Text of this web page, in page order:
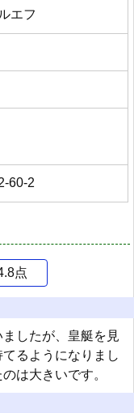
エフ
60-2
点
したが、皇艇を見
るようになりまし
は大きいです。